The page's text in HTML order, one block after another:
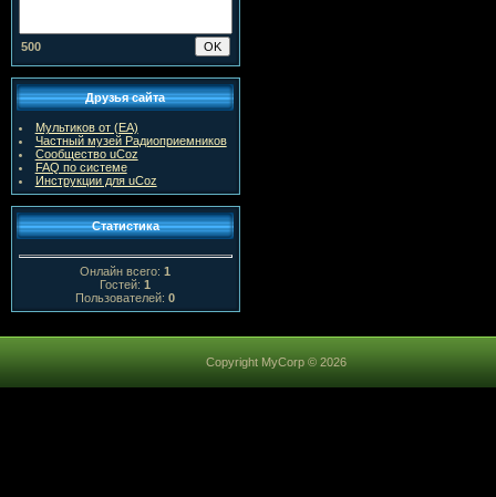
500
Друзья сайта
Мультиков от (ЕА)
Частный музей Радиоприемников
Сообщество uCoz
FAQ по системе
Инструкции для uCoz
Статистика
Онлайн всего:1
Гостей:1
Пользователей:0
Copyright MyCorp © 2026